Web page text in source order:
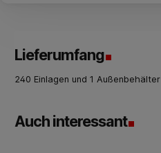
Lieferumfang
240 Einlagen und 1 Außenbehälter
Auch interessant